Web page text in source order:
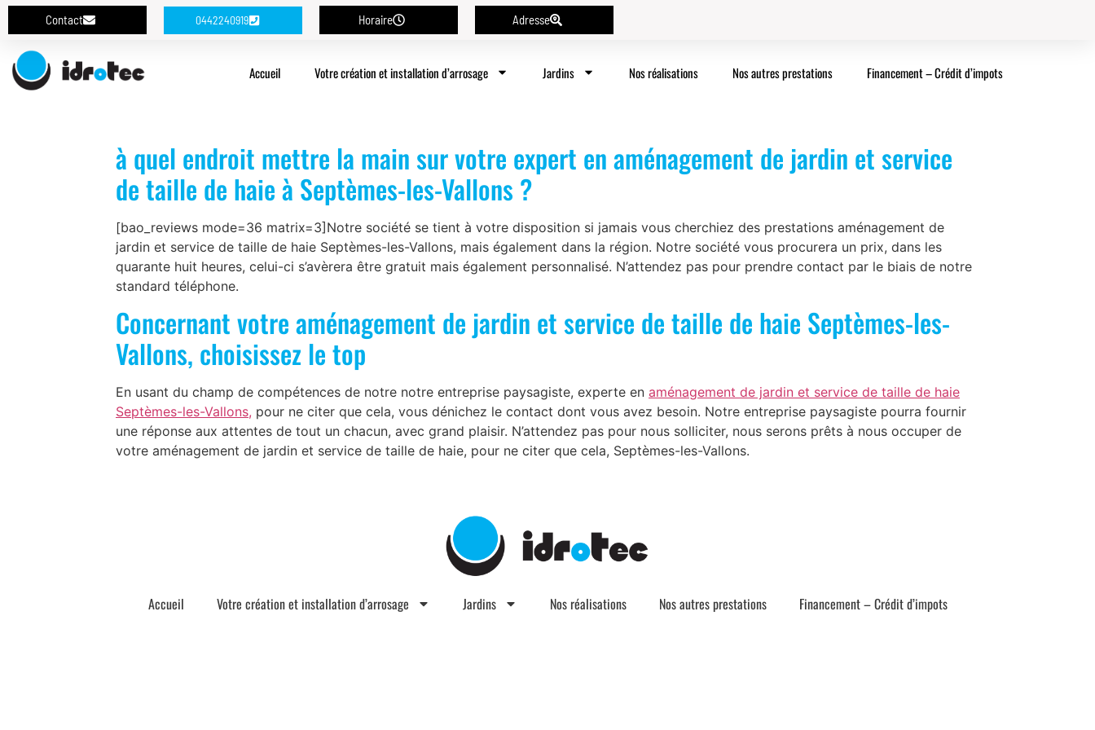
Contact 0442240919 Horaire Adresse
Accueil Votre création et installation d’arrosage Jardins Nos réalisations Nos autres prestations Financement – Crédit d’impots
à quel endroit mettre la main sur votre expert en aménagement de jardin et service
de taille de haie à Septèmes-les-Vallons ?
[bao_reviews mode=36 matrix=3]Notre société se tient à votre disposition si jamais vous cherchiez des prestations aménagement de
jardin et service de taille de haie Septèmes-les-Vallons, mais également dans la région. Notre société vous procurera un prix, dans les
quarante huit heures, celui-ci s’avèrera être gratuit mais également personnalisé. N’attendez pas pour prendre contact par le biais de notre
standard téléphone.
Concernant votre aménagement de jardin et service de taille de haie Septèmes-les-
Vallons, choisissez le top
En usant du champ de compétences de notre notre entreprise paysagiste, experte en aménagement de jardin et service de taille de haie
Septèmes-les-Vallons, pour ne citer que cela, vous dénichez le contact dont vous avez besoin. Notre entreprise paysagiste pourra fournir
une réponse aux attentes de tout un chacun, avec grand plaisir. N’attendez pas pour nous solliciter, nous serons prêts à nous occuper de
votre aménagement de jardin et service de taille de haie, pour ne citer que cela, Septèmes-les-Vallons.
Accueil Votre création et installation d’arrosage Jardins Nos réalisations Nos autres prestations Financement – Crédit d’impots